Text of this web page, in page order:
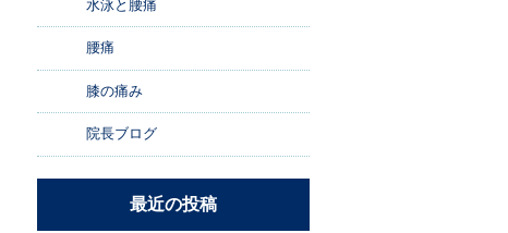
水泳と腰痛
腰痛
膝の痛み
院長ブログ
最近の投稿